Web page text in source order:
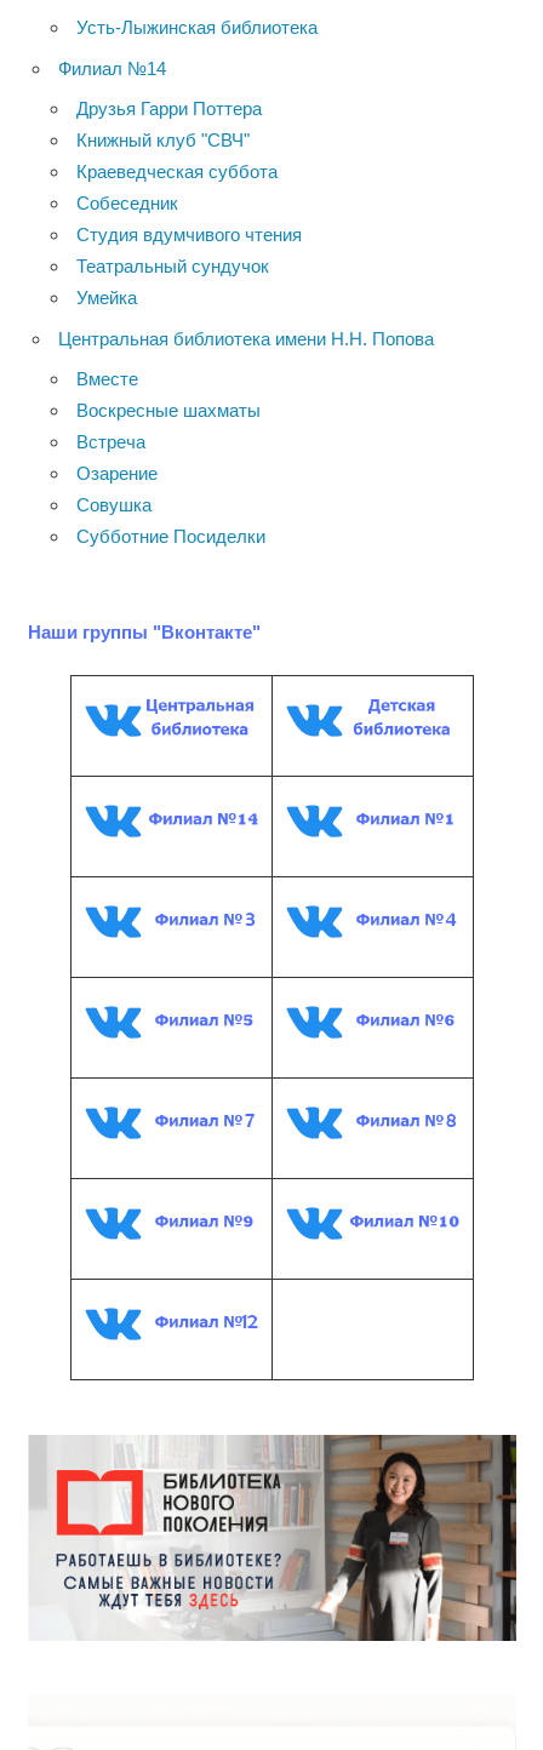
Усть-Лыжинская библиотека
Филиал №14
Друзья Гарри Поттера
Книжный клуб "СВЧ"
Краеведческая суббота
Собеседник
Студия вдумчивого чтения
Театральный сундучок
Умейка
Центральная библиотека имени Н.Н. Попова
Вместе
Воскресные шахматы
Встреча
Озарение
Совушка
Субботние Посиделки
Наши группы "Вконтакте"